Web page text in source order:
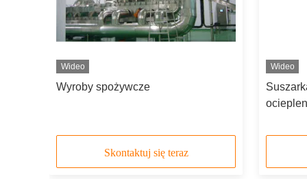
Wideo
Wyroby spożywcze
Skontaktuj się teraz
Wideo